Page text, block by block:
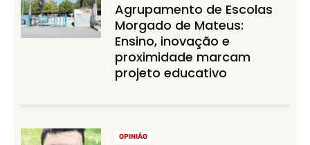
Agrupamento de Escolas
Morgado de Mateus:
Ensino, inovação e
proximidade marcam
projeto educativo
OPINIÃO